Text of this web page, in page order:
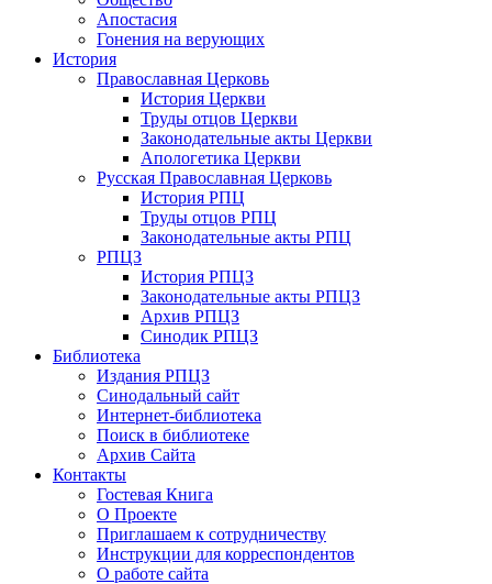
Апостасия
Гонения на верующих
История
Православная Церковь
История Церкви
Труды отцов Церкви
Законодательные акты Церкви
Апологетика Церкви
Русская Православная Церковь
История РПЦ
Труды отцов РПЦ
Законодательные акты РПЦ
РПЦЗ
История РПЦЗ
Законодательные акты РПЦЗ
Архив РПЦЗ
Синодик РПЦЗ
Библиотека
Издания РПЦЗ
Синодальный сайт
Интернет-библиотека
Поиск в библиотеке
Архив Сайта
Контакты
Гостевая Книга
О Проекте
Приглашаем к сотрудничеству
Инструкции для корреспондентов
О работе сайта